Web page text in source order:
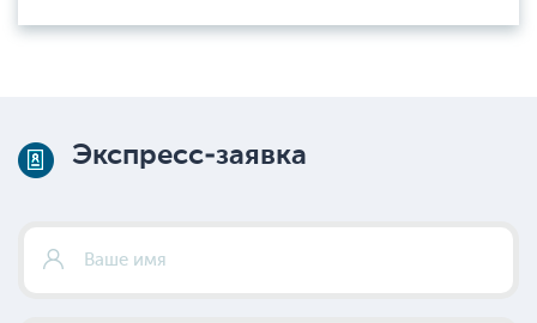
Экспресс-заявка